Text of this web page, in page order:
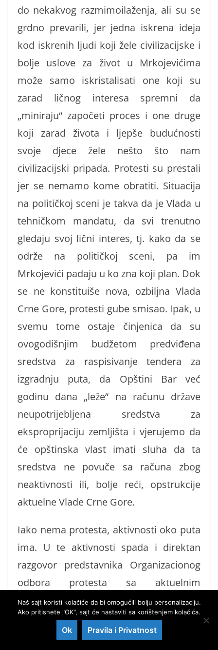
do nekakvog razmimoilaženja, ali su se
grdno prevarili, jer jedna iskrena ideja
kod iskrenih ljudi koji žele civilizacijske i
bolje uslove za život u Mrkojevićima
može samo iskristalisati one koji su
zarad ličnog interesa spremni da
„miniraju“ započeti proces i one druge
koji zarad života i ljepše budućnosti
svoje djece žele nešto što nam
civilizacijski pripada. Protesti su prestali
jer se nemamo kome obratiti. Situacija
na političkoj sceni je takva da je Vlada u
tehničkom mandatu, da svi trenutno
gledaju svoj lični interes, tj. kako da se
održe na političkoj sceni, pa im
Mrkojevići padaju u ko zna koji plan. Dok
se ne konstituiše nova, ozbiljna Vlada
Crne Gore, protesti gube smisao. Ipak, u
svemu tome ostaje činjenica da su
ovogodišnjim budžetom predviđena
sredstva za raspisivanje tendera za
izgradnju puta, da Opštini Bar već
godinu dana „leže“ na računu države
neupotrijebljena sredstva za
eksproprijaciju zemljišta i vjerujemo da
će opštinska vlast imati sluha da ta
sredstva ne povuče sa računa zbog
neaktivnosti ili, bolje reći, opstrukcije
aktuelne Vlade Crne Gore.
Iako nema protesta, aktivnosti oko puta
ima. U te aktivnosti spada i direktan
razgovor predstavnika Organizacionog
odbora protesta sa aktuelnim
predsjednikom Vlade Dritanom
Abazovićem. U tom, istina –
neformalnom razgovoru – dobijen je
Naš sajt koristi kolačiće da bi omogućili bolju personalizaciju.
Ako pritisnete "OK", sajt će nastaviti sa korištenjem kolačića.
Ok Pravila i Privatnost